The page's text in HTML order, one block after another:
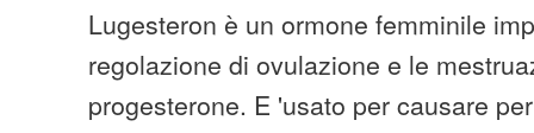
Lugesteron è un ormone femminile
regolazione di ovulazione e le
progesterone. E 'usato per causare